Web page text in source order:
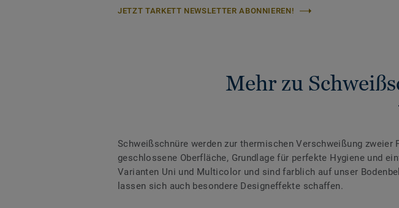
JETZT TARKETT NEWSLETTER ABONNIEREN!
Mehr zu
Schweißschnüre werden zur thermischen Verschweißung zweier
geschlossene Oberfläche, Grundlage für perfekte Hygiene und
Varianten Uni und Multicolor und sind farblich auf unser
lassen sich auch besondere Designeffekte schaffen.